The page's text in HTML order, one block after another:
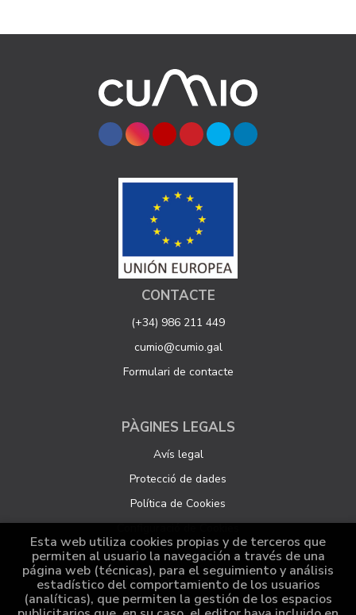
CONTACTE
(+34) 986 211 449
cumio@cumio.gal
Formulari de contacte
PÀGINES LEGALS
Avís legal
Protecció de dades
Política de Cookies
Configuració de Cookies
ATENCIÓ AL CLIENT
Qui som
Esta web utiliza cookies propias y de terceros que
permiten al usuario la navegación a través de una
página web (técnicas), para el seguimiento y análisis
estadístico del comportamiento de los usuarios
(analíticas), que permiten la gestión de los espacios